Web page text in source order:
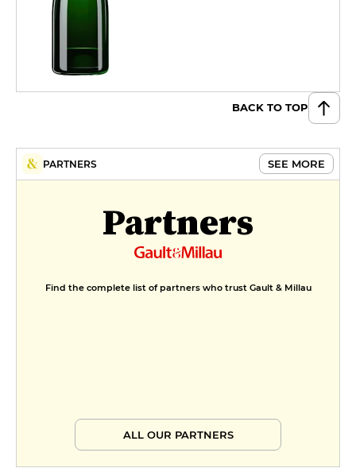
BACK TO TOP
PARTNERS SEE MORE
Partners
Find the complete list of partners who trust Gault & Millau
ALL OUR PARTNERS